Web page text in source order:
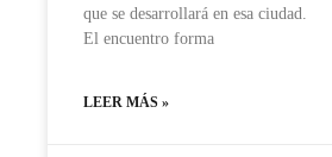
que se desarrollará en esa ciudad.
El encuentro forma
LEER MÁS »